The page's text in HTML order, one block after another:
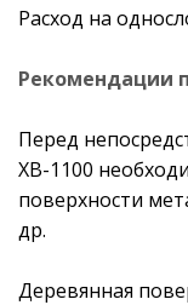
Расход на
Рекомендации
Перед
ХВ-1100
поверхности
др.
Деревянная